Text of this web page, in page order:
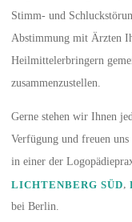
Stimm- und
Abstimmung mit Ärzten
Heilmittelerbringern
zusammenzustellen.
Gerne stehen wir Ihnen
Verfügung und freuen
in einer der
LICHTENBERG SÜD,
bei Berlin.